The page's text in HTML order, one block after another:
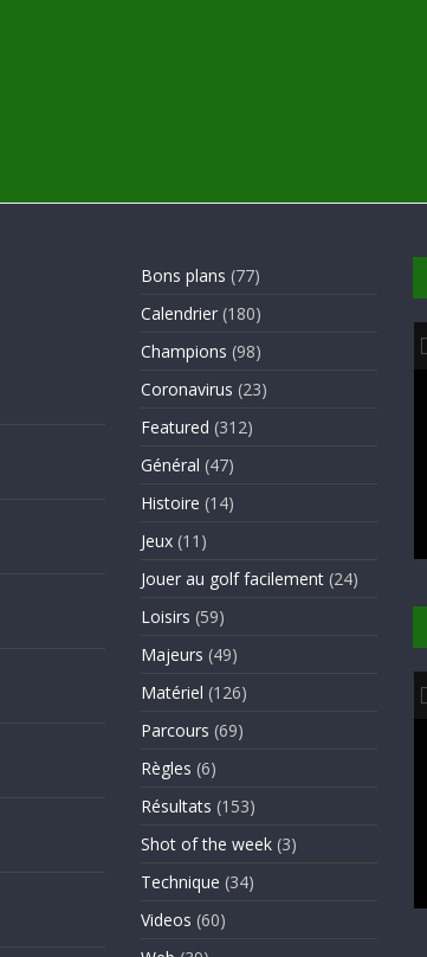
Bons plans (77)
Calendrier (180)
Champions (98)
Coronavirus (23)
Featured (312)
Général (47)
Histoire (14)
Jeux (11)
Jouer au golf facilement (24)
Loisirs (59)
Majeurs (49)
Matériel (126)
Parcours (69)
Règles (6)
Résultats (153)
Shot of the week (3)
Technique (34)
Videos (60)